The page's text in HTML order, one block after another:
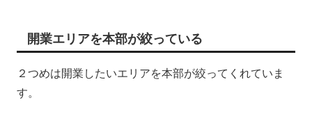
開業エリアを本部が絞っている
２つめは開業したいエリアを本部が絞ってくれていま
す。